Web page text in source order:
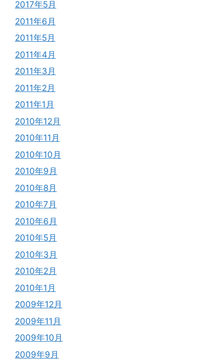
2017年5月
2011年6月
2011年5月
2011年4月
2011年3月
2011年2月
2011年1月
2010年12月
2010年11月
2010年10月
2010年9月
2010年8月
2010年7月
2010年6月
2010年5月
2010年3月
2010年2月
2010年1月
2009年12月
2009年11月
2009年10月
2009年9月